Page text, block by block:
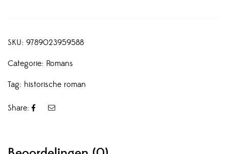
SKU: 9789023959588
Categorie: Romans
Tag: historische roman
Share: